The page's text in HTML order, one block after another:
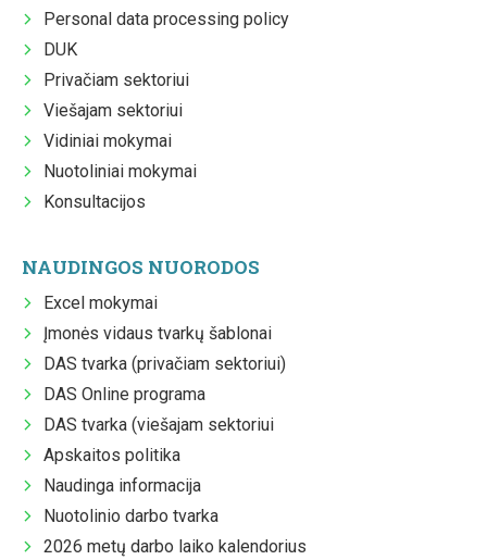
Personal data processing policy
DUK
Privačiam sektoriui
Viešajam sektoriui
Vidiniai mokymai
Nuotoliniai mokymai
Konsultacijos
NAUDINGOS NUORODOS
Excel mokymai
Įmonės vidaus tvarkų šablonai
DAS tvarka (privačiam sektoriui)
DAS Online programa
DAS tvarka (viešajam sektoriui
Apskaitos politika
Naudinga informacija
Nuotolinio darbo tvarka
2026 metų darbo laiko kalendorius